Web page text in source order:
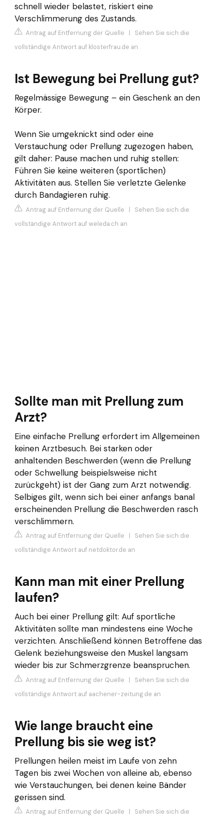
schnell wieder belastet, riskiert eine
Verschlimmerung des Zustands.
Antrag auf Entfernung der Quelle | Sehen Sie sich die
vollständige Antwort auf klosterfrau.de an
Ist Bewegung bei Prellung gut?
Regelmässige Bewegung – ein Geschenk an den
Körper.
Wenn Sie umgeknickt sind oder eine
Verstauchung oder Prellung zugezogen haben,
gilt daher: Pause machen und ruhig stellen:
Führen Sie keine weiteren (sportlichen)
Aktivitäten aus. Stellen Sie verletzte Gelenke
durch Bandagieren ruhig.
Antrag auf Entfernung der Quelle | Sehen Sie sich die
vollständige Antwort auf weleda.ch an
Sollte man mit Prellung zum
Arzt?
Eine einfache Prellung erfordert im Allgemeinen
keinen Arztbesuch. Bei starken oder
anhaltenden Beschwerden (wenn die Prellung
oder Schwellung beispielsweise nicht
zurückgeht) ist der Gang zum Arzt notwendig.
Selbiges gilt, wenn sich bei einer anfangs banal
erscheinenden Prellung die Beschwerden rasch
verschlimmern.
Antrag auf Entfernung der Quelle | Sehen Sie sich die
vollständige Antwort auf netdoktor.de an
Kann man mit einer Prellung
laufen?
Auch bei einer Prellung gilt: Auf sportliche
Aktivitäten sollte man mindestens eine Woche
verzichten. Anschließend können Betroffene das
Gelenk beziehungsweise den Muskel langsam
wieder bis zur Schmerzgrenze beanspruchen.
Antrag auf Entfernung der Quelle | Sehen Sie sich die
vollständige Antwort auf aachener-zeitung.de an
Wie lange braucht eine
Prellung bis sie weg ist?
Prellungen heilen meist im Laufe von zehn
Tagen bis zwei Wochen von alleine ab, ebenso
wie Verstauchungen, bei denen keine Bänder
gerissen sind.
Antrag auf Entfernung der Quelle | Sehen Sie sich die